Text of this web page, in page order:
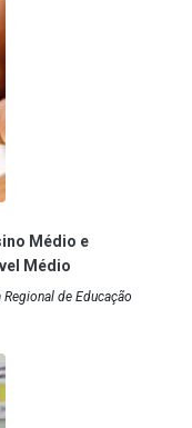
Médio e
Médio
de Educação